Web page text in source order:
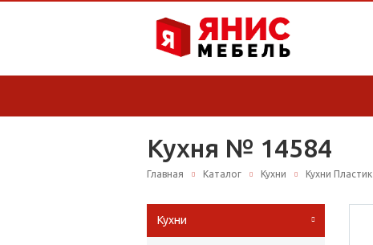
Кухня № 14584
Главная Каталог Кухни Кухни Пластик
Кухни